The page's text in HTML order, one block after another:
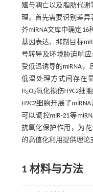
殖与凋亡以及脂肪代谢
理，首先需要识别差异
芥miRNA文库中确定16
基因表达、抑制目标
号转导及环境胁迫响
受低温诱导的miRNA，
低温处理方式间存在
H2O2氧化损伤H9C2细
H9C2细胞开展了
可以调控miR-21等
抗氧化保护作用，为
的高值化利用提供理论
1 材料与方法